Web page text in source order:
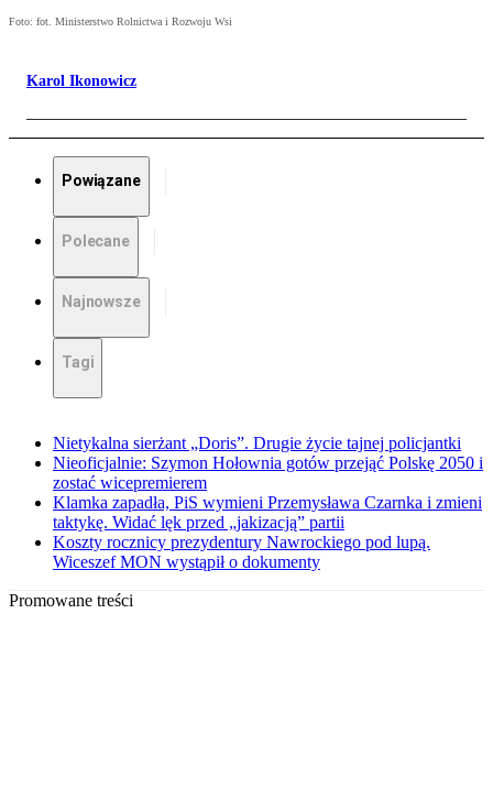
Foto: fot. Ministerstwo Rolnictwa i Rozwoju Wsi
Karol Ikonowicz
Powiązane
Polecane
Najnowsze
Tagi
Nietykalna sierżant „Doris”. Drugie życie tajnej policjantki
Nieoficjalnie: Szymon Hołownia gotów przejąć Polskę 2050 i
zostać wicepremierem
Klamka zapadła, PiS wymieni Przemysława Czarnka i zmieni
taktykę. Widać lęk przed „jakizacją” partii
Koszty rocznicy prezydentury Nawrockiego pod lupą.
Wiceszef MON wystąpił o dokumenty
Promowane treści